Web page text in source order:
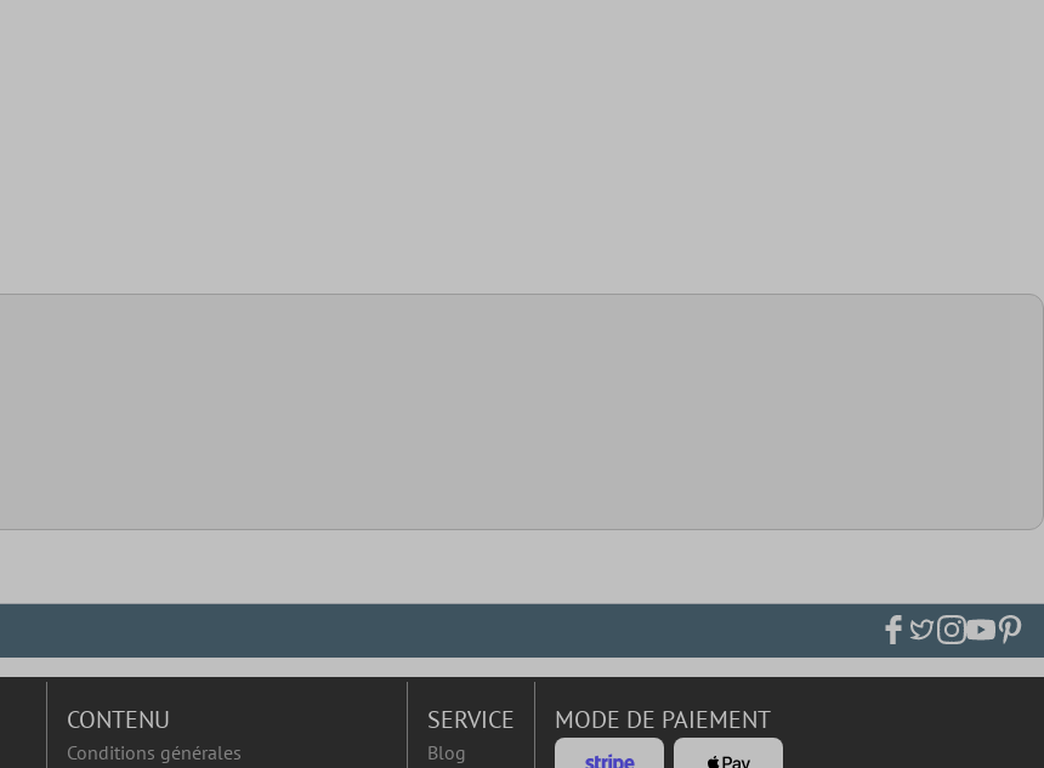
CONTENU
Conditions générales
SERVICE
Blog
MODE DE PAIEMENT